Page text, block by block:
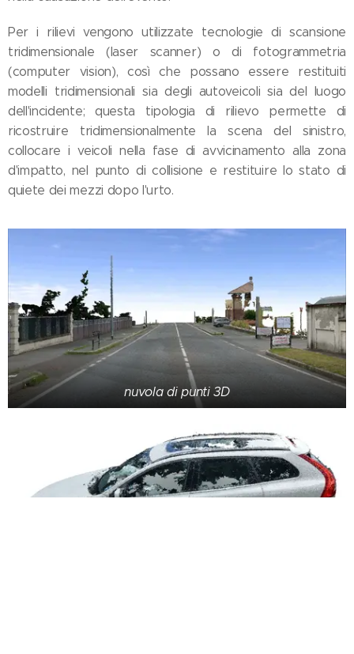
Per i rilievi vengono utilizzate tecnologie di scansione
tridimensionale (laser scanner) o di fotogrammetria
(computer vision), così che possano essere restituiti
modelli tridimensionali sia degli autoveicoli sia del luogo
dell'incidente; questa tipologia di rilievo permette di
ricostruire tridimensionalmente la scena del sinistro,
collocare i veicoli nella fase di avvicinamento alla zona
d'impatto, nel punto di collisione e restituire lo stato di
quiete dei mezzi dopo l'urto.
nuvola di punti 3D